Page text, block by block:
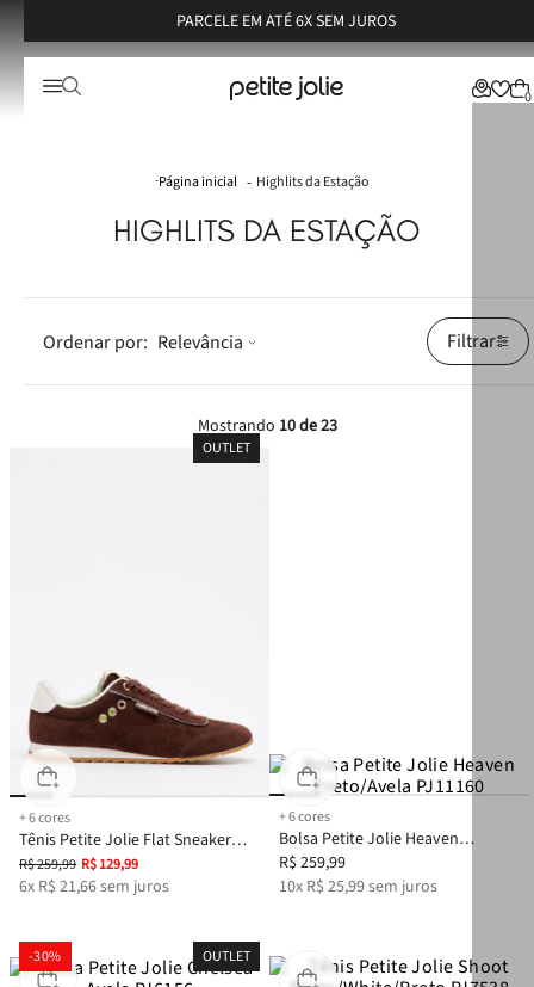
PARCELE EM ATÉ 6X SEM JUROS
0
Highlits da Estação
HIGHLITS DA ESTAÇÃO
Relevância Filtrar
Mostrando 10 de 23
+6cores
Tênis Petite Jolie Flat Sneaker
Brown/Avela PJ7546
R$259,99 R$129,99
6x R$ 21,66sem juros
OUTLET
+6cores
Bolsa Petite Jolie Heaven
Preto/Avela PJ11160
R$ 259,99
10x R$ 25,99sem juros
-30% OUTLET